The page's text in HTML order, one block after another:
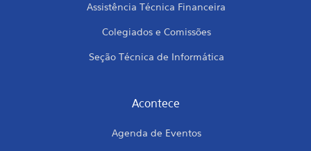
Assistência Técnica Financeira
Colegiados e Comissões
Seção Técnica de Informática
Acontece
Agenda de Eventos